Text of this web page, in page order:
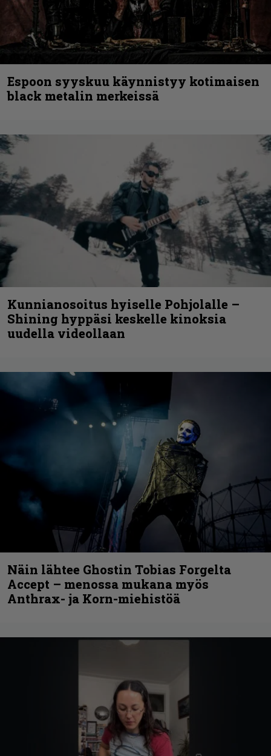
Espoon syyskuu käynnistyy kotimaisen
black metalin merkeissä
Kunnianosoitus hyiselle Pohjolalle –
Shining hyppäsi keskelle kinoksia
uudella videollaan
Näin lähtee Ghostin Tobias Forgelta
Accept – menossa mukana myös
Anthrax- ja Korn-miehistöä